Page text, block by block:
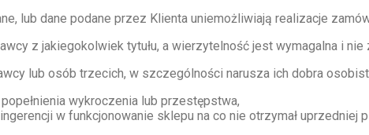
lub dane podane przez Klienta uniemożliwiają realizacje
z jakiegokolwiek tytułu, a wierzytelność jest wymagalna i nie
lub osób trzecich, w szczególności narusza ich dobra
wykroczenia lub przestępstwa,
w funkcjonowanie sklepu na co nie otrzymał uprzedniej